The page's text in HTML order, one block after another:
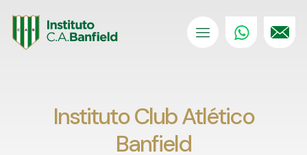
Instituto Club Atlético
Banfield